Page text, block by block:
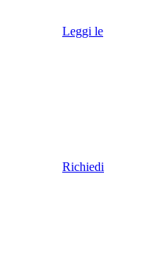
Leggi le
Richiedi